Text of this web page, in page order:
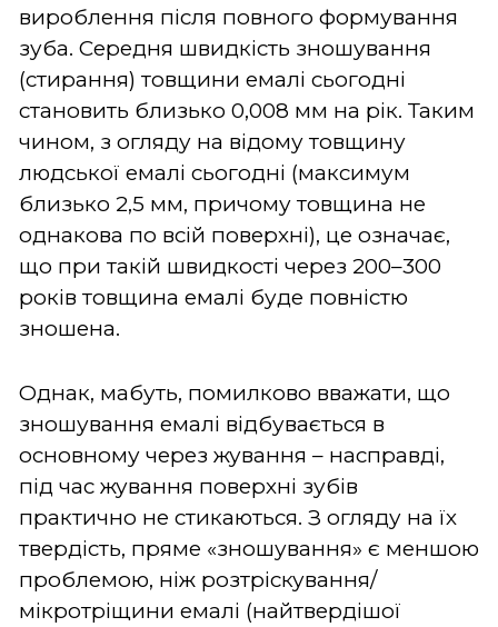
вироблення після повного формування
зуба. Середня швидкість зношування
(стирання) товщини емалі сьогодні
становить близько 0,008 мм на рік. Таким
чином, з огляду на відому товщину
людської емалі сьогодні (максимум
близько 2,5 мм, причому товщина не
однакова по всій поверхні), це означає,
що при такій швидкості через 200–300
років товщина емалі буде повністю
зношена.
Однак, мабуть, помилково вважати, що
зношування емалі відбувається в
основному через жування – насправді,
під час жування поверхні зубів
практично не стикаються. З огляду на їх
твердість, пряме «зношування» є меншою
проблемою, ніж розтріскування/
мікротріщини емалі (найтвердішої